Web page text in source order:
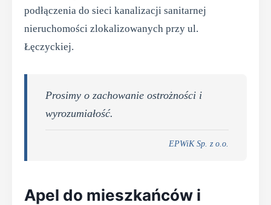
podłączenia do sieci kanalizacji sanitarnej
nieruchomości zlokalizowanych przy ul.
Łęczyckiej.
Prosimy o zachowanie ostrożności i
wyrozumiałość.
EPWiK Sp. z o.o.
Apel do mieszkańców i